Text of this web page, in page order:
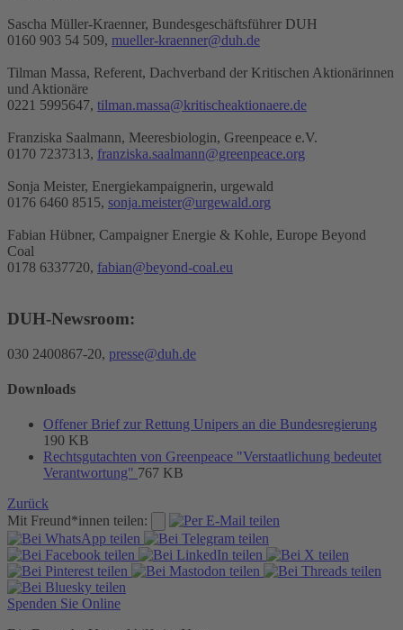
Sascha Müller-Kraenner, Bundesgeschäftsführer DUH
0160 903 54 509, mueller-kraenner@duh.de
Tilman Massa, Referent, Dachverband der Kritischen Aktionärinnen
und Aktionäre
0221 5995647, tilman.massa@kritischeaktionaere.de
Franziska Saalmann, Meeresbiologin, Greenpeace e.V.
0170 7237313, franziska.saalmann@greenpeace.org
Sonja Meister, Energiekampaignerin, urgewald
0176 6460 8515, sonja.meister@urgewald.org
Fabian Hübner, Campaigner Energie & Kohle, Europe Beyond
Coal
0178 6337720, fabian@beyond-coal.eu
DUH-Newsroom:
030 2400867-20, presse@duh.de
Downloads
Offener Brief zur Rettung Unipers an die Bundesregierung
190 KB
Rechtsgutachten von Greenpeace "Verstaatlichung bedeutet
Verantwortung" 767 KB
Zurück
Mit Freund*innen teilen:
Spenden Sie Online